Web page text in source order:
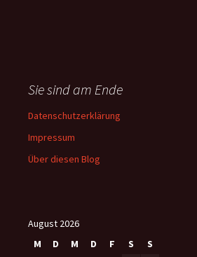
Sie sind am Ende
Datenschutzerklärung
Impressum
Über diesen Blog
August 2026
M
D M D F S S